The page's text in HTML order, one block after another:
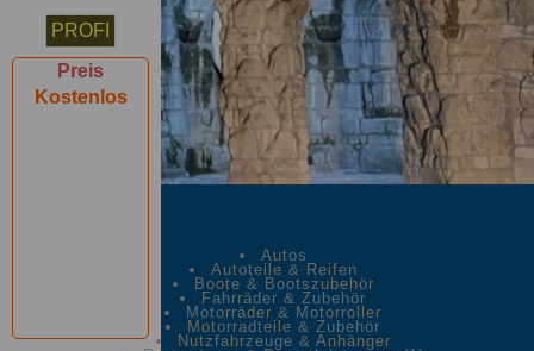
PROFI
Preis
Kostenlos
Autos
Autoteile & Reifen
Boote & Bootszubehör
Fahrräder & Zubehör
Motorräder & Motorroller
Motorradteile & Zubehör
Nutzfahrzeuge & Anhänger